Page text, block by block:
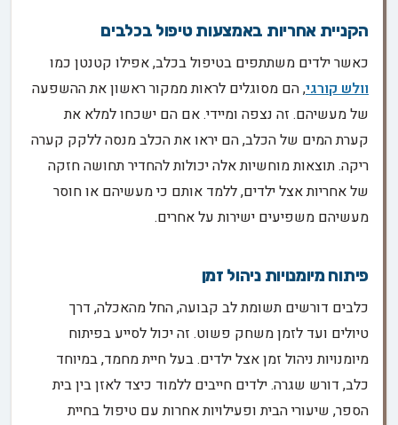
הקניית אחריות באמצעות טיפול בכלבים
כאשר ילדים משתתפים בטיפול בכלב, אפילו קטנטן כמו
וולש קורגי, הם מסוגלים לראות ממקור ראשון את ההשפעה
של מעשיהם. זה נצפה ומיידי. אם הם ישכחו למלא את
קערת המים של הכלב, הם יראו את הכלב מנסה ללקק קערה
ריקה. תוצאות מוחשיות אלה יכולות להחדיר תחושה חזקה
של אחריות אצל ילדים, ללמד אותם כי מעשיהם או חוסר
מעשיהם משפיעים ישירות על אחרים.
פיתוח מיומנויות ניהול זמן
כלבים דורשים תשומת לב קבועה, החל מהאכלה, דרך
טיולים ועד לזמן משחק פשוט. זה יכול לסייע בפיתוח
מיומנויות ניהול זמן אצל ילדים. בעל חיית מחמד, במיוחד
כלב, דורש שגרה. ילדים חייבים ללמוד כיצד לאזן בין בית
הספר, שיעורי הבית ופעילויות אחרות עם טיפול בחיית